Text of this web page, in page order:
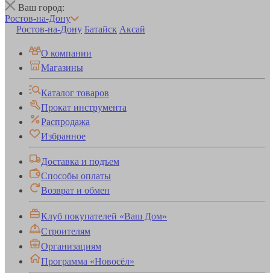
Ваш город:
Ростов-на-Дону
Ростов-на-Дону Батайск Аксай
О компании
Магазины
Каталог товаров
Прокат инструмента
Распродажа
Избранное
Доставка и подъем
Способы оплаты
Возврат и обмен
Клуб покупателей «Ваш Дом»
Строителям
Организациям
Программа «Новосёл»